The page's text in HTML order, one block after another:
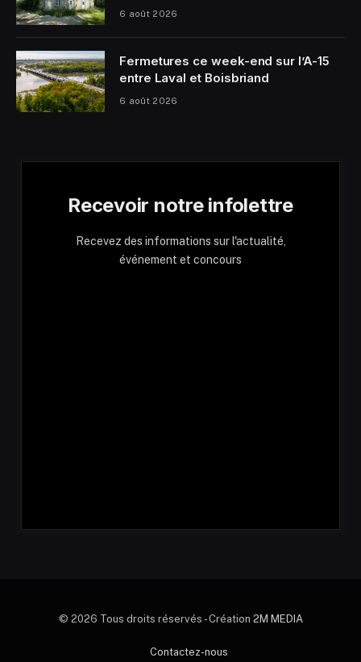
6 août 2026
Fermetures ce week-end sur l’A-15
entre Laval et Boisbriand
6 août 2026
Recevoir notre infolettre
Recevez des informations sur l'actualité,
événement et concours
© 2026 Tous droits réservés - Création 2M MEDIA
Contactez-nous